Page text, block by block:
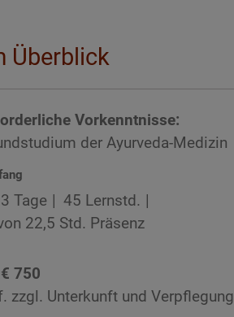
Überblick
Vorkenntnisse:
der Ayurveda-Medizin
3 Tage
45 Lernstd.
22,5 Std. Präsenz
750
zzgl. Unterkunft und Verpflegung